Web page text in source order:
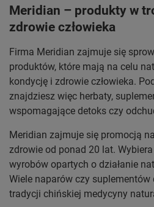
Meridian – produkty w
zdrowie człowieka
Firma Meridian zajmuje się
produktów, które mają na celu
kondycję i zdrowie człowieka.
znajdziesz więc herbaty,
wspomagające detoks czy
Meridian zajmuje się promocją
zdrowie od ponad 20 lat.
wyrobów opartych o działanie
Wiele naparów czy
tradycji chińskiej medycyny